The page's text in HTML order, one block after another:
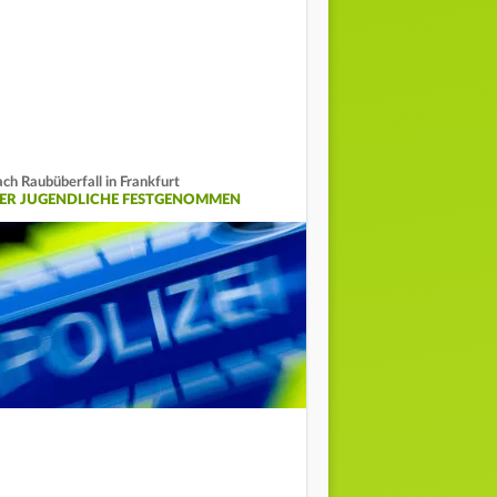
Raubüberfall in Frankfurt
JUGENDLICHE FESTGENOMMEN